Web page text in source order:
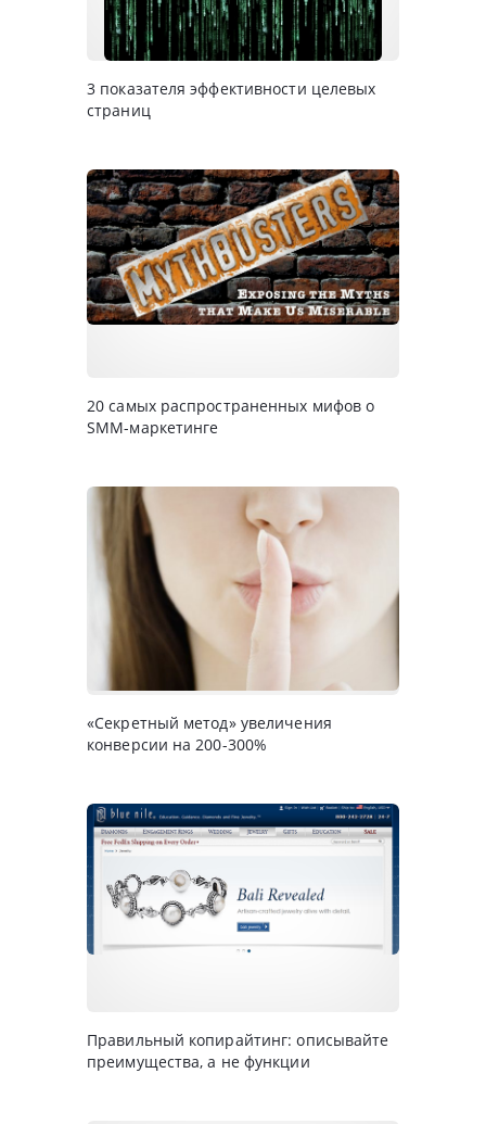
3 показателя эффективности целевых
страниц
20 самых распространенных мифов о
SMM-маркетинге
«Секретный метод» увеличения
конверсии на 200-300%
Правильный копирайтинг: описывайте
преимущества, а не функции